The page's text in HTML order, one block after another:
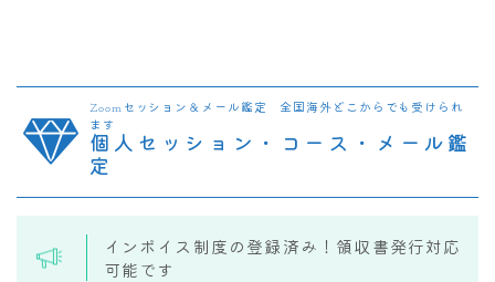
Zoomセッション＆メール鑑定 全国海外どこからでも受けられ
ます
個人セッション・コース・メール鑑
定
インボイス制度の登録済み！領収書発行対応
可能です